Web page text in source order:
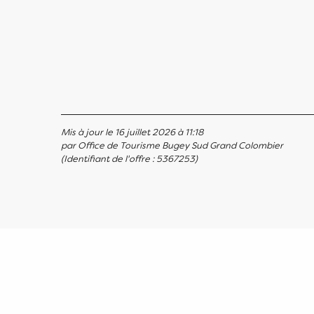
Mis à jour le 16 juillet 2026 à 11:18
par Office de Tourisme Bugey Sud Grand Colombier
(Identifiant de l'offre :5367253)